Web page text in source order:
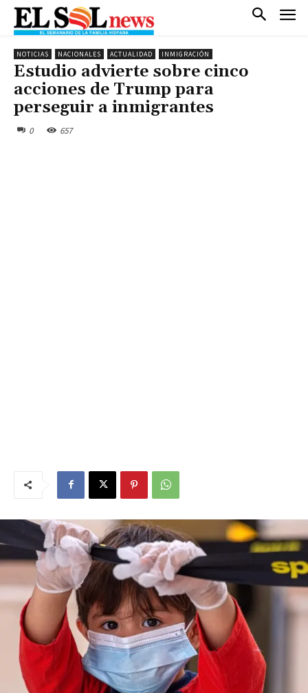
NOTICIAS NACIONALES ACTUALIDAD INMIGRACIÓN
Estudio advierte sobre cinco
acciones de Trump para
perseguir a inmigrantes
0 657